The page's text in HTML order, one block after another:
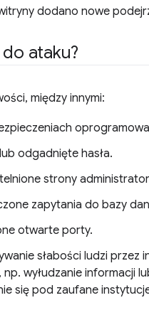
dodano nowe
ataku?
między innymi:
odgadnięte hasła.
strony
zapytania do bazy
otwarte porty.
słabości ludzi przez
np. wyłudzanie informacji
się pod zaufane